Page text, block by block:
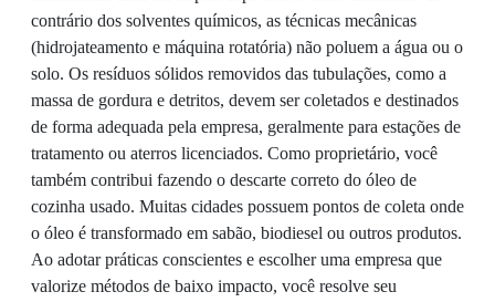
contrário dos solventes químicos, as técnicas mecânicas
(hidrojateamento e máquina rotatória) não poluem a água ou o
solo. Os resíduos sólidos removidos das tubulações, como a
massa de gordura e detritos, devem ser coletados e destinados
de forma adequada pela empresa, geralmente para estações de
tratamento ou aterros licenciados. Como proprietário, você
também contribui fazendo o descarte correto do óleo de
cozinha usado. Muitas cidades possuem pontos de coleta onde
o óleo é transformado em sabão, biodiesel ou outros produtos.
Ao adotar práticas conscientes e escolher uma empresa que
valorize métodos de baixo impacto, você resolve seu